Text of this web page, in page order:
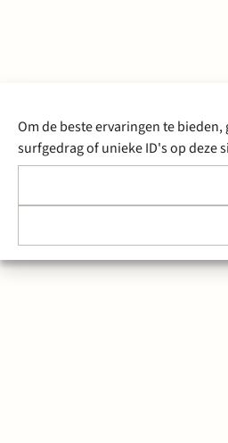
Om de beste ervaringen te
surfgedrag of unieke ID's op deze